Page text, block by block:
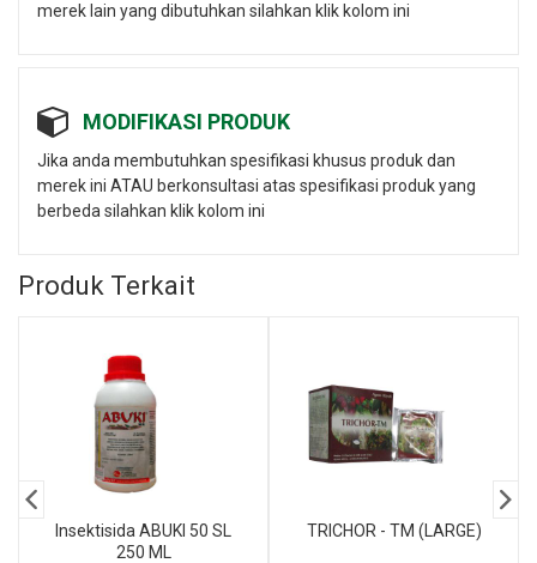
merek lain yang dibutuhkan silahkan klik kolom ini
MODIFIKASI PRODUK
Jika anda membutuhkan spesifikasi khusus produk dan
merek ini ATAU berkonsultasi atas spesifikasi produk yang
berbeda silahkan klik kolom ini
Produk Terkait
Insektisida ABUKI 50 SL
250 ML
TRICHOR - TM (LARGE)